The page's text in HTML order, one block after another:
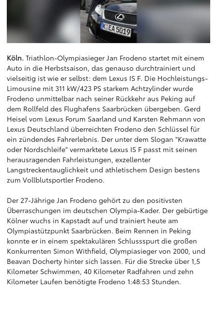
Köln. Triathlon-Olympiasieger Jan Frodeno startet mit einem
Auto in die Herbstsaison, das genauso durchtrainiert und
vielseitig ist wie er selbst: dem Lexus IS F. Die Hochleistungs-
Limousine mit 311 kW/423 PS starkem Achtzylinder wurde
Frodeno unmittelbar nach seiner Rückkehr aus Peking auf
dem Rollfeld des Flughafens Saarbrücken übergeben. Gerd
Heisel vom Lexus Forum Saarland und Karsten Rehmann von
Lexus Deutschland überreichten Frodeno den Schlüssel für
ein zündendes Fahrerlebnis. Der unter dem Slogan "Krawatte
oder Nordschleife" vermarktete Lexus IS F passt mit seinen
herausragenden Fahrleistungen, exzellenter
Langstreckentauglichkeit und athletischem Design bestens
zum Vollblutsportler Frodeno.
Der 27-Jährige Jan Frodeno gehört zu den positivsten
Überraschungen im deutschen Olympia-Kader. Der gebürtige
Kölner wuchs in Kapstadt auf und trainiert heute am
Olympiastützpunkt Saarbrücken. Beim Rennen in Peking
konnte er in einem spektakulären Schlussspurt die großen
Konkurrenten Simon Withfield, Olympiasieger von 2000, und
Beavan Docherty hinter sich lassen. Für die Strecke über 1,5
Kilometer Schwimmen, 40 Kilometer Radfahren und zehn
Kilometer Laufen benötigte Frodeno 1:48:53 Stunden.